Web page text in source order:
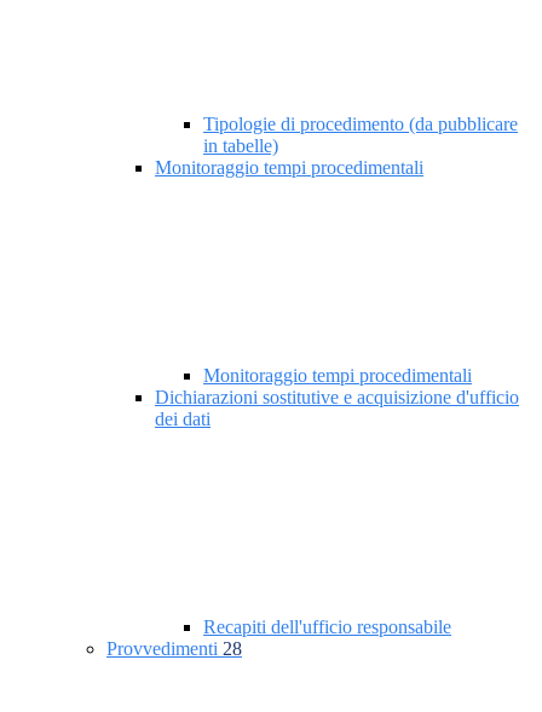
Tipologie di procedimento (da pubblicare
in tabelle)
Monitoraggio tempi procedimentali
Monitoraggio tempi procedimentali
Dichiarazioni sostitutive e acquisizione d'ufficio
dei dati
Recapiti dell'ufficio responsabile
Provvedimenti 28